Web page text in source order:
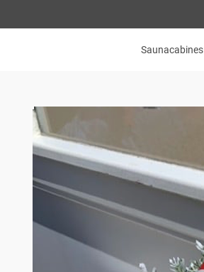
Saunacabines